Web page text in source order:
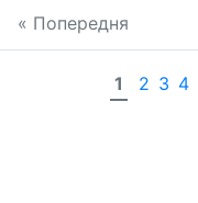
« Попередня
1 2 3 4